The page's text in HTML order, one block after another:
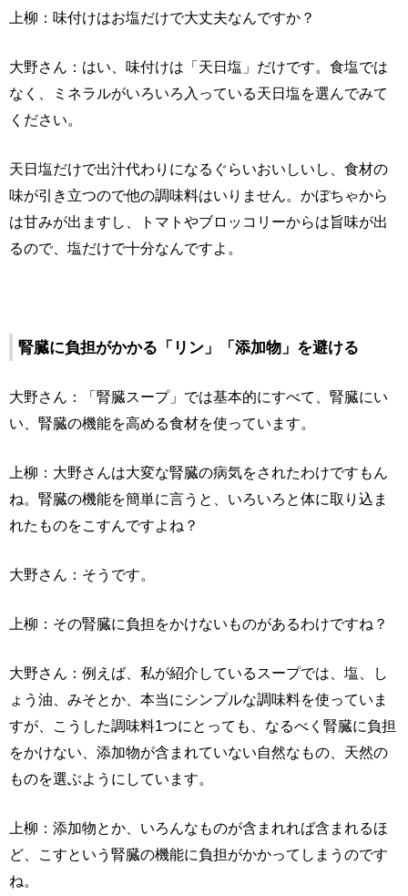
上柳：味付けはお塩だけで大丈夫なんですか？
大野さん：はい、味付けは「天日塩」だけです。食塩では
なく、ミネラルがいろいろ入っている天日塩を選んでみて
ください。
天日塩だけで出汁代わりになるぐらいおいしいし、食材の
味が引き立つので他の調味料はいりません。かぼちゃから
は甘みが出ますし、トマトやブロッコリーからは旨味が出
るので、塩だけで十分なんですよ。
腎臓に負担がかかる「リン」「添加物」を避ける
大野さん：「腎臓スープ」では基本的にすべて、腎臓にい
い、腎臓の機能を高める食材を使っています。
上柳：大野さんは大変な腎臓の病気をされたわけですもん
ね。腎臓の機能を簡単に言うと、いろいろと体に取り込ま
れたものをこすんですよね？
大野さん：そうです。
上柳：その腎臓に負担をかけないものがあるわけですね？
大野さん：例えば、私が紹介しているスープでは、塩、し
ょう油、みそとか、本当にシンプルな調味料を使っていま
すが、こうした調味料1つにとっても、なるべく腎臓に負担
をかけない、添加物が含まれていない自然なもの、天然の
ものを選ぶようにしています。
上柳：添加物とか、いろんなものが含まれれば含まれるほ
ど、こすという腎臓の機能に負担がかかってしまうのです
ね。